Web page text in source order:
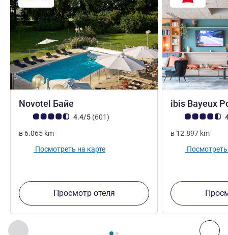
Назад - Другие отели поблизости
Страница , Другие отели поблизости 1 :, Другие
Novotel Байе
Примечание: отзывы клиентов (Рейтинг ALL)
4.4/5 (601Отзывов
)
в 6.065 km
Посмотреть на карте
Просмотр отеля
ibis Bayeux
Примечание:
в 12.897 km
Посмотреть